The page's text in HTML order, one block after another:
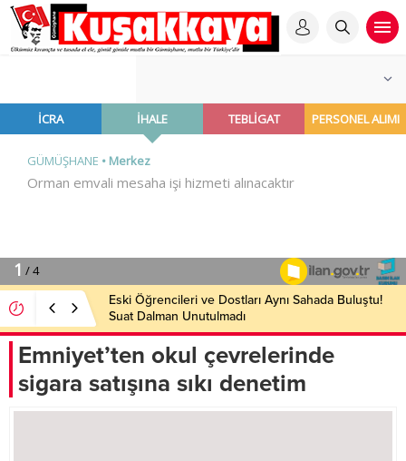
Eski Öğrencileri ve Dostları Aynı Sahada Buluştu!
Suat Dalman Unutulmadı
Emniyet’ten okul çevrelerinde
sigara satışına sıkı denetim